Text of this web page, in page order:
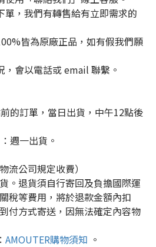
單，我們有轉售給有立即需求的
皆為原廠正品，如有假我們願
，會以電話或 email 聯繫。
的訂單，當日出貨，中午12點後
週一出貨。
流公司規定收費）
。退貨須自行寄回及負擔國際運
稅等費用，將於退款金額內扣
付方式寄送，因無法確定內容物
AMOUTER購物須知 。